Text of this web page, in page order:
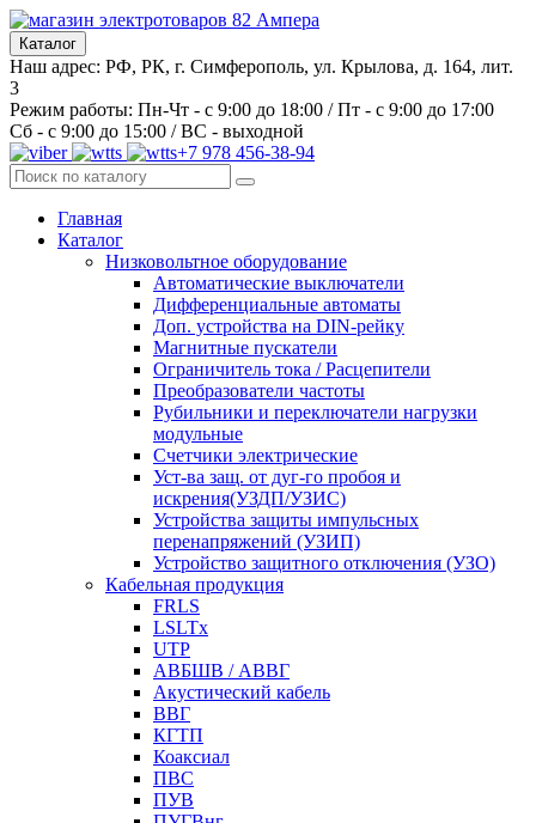
Каталог
Наш адрес: РФ, РК, г. Симферополь, ул. Крылова, д. 164, лит.
3
Режим работы: Пн-Чт - с 9:00 до 18:00 / Пт - с 9:00 до 17:00
Сб - с 9:00 до 15:00 / ВС - выходной
+7 978 456-38-94
Главная
Каталог
Низковольтное оборудование
Автоматические выключатели
Дифференциальные автоматы
Доп. устройства на DIN-рейку
Магнитные пускатели
Ограничитель тока / Расцепители
Преобразователи частоты
Рубильники и переключатели нагрузки
модульные
Счетчики электрические
Уст-ва защ. от дуг-го пробоя и
искрения(УЗДП/УЗИС)
Устройства защиты импульсных
перенапряжений (УЗИП)
Устройство защитного отключения (УЗО)
Кабельная продукция
FRLS
LSLTx
UTP
АВБШВ / АВВГ
Акустический кабель
ВВГ
КГТП
Коаксиал
ПВС
ПУВ